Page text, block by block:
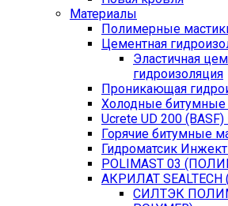
Материалы
Полимерные
Цементная
Эластичная
гидроизоляция
Проникающая
Холодные битумные
Ucrete UD 200
Горячие битумные
Гидроматсик
POLIMAST 03
АКРИЛАТ
СИЛТЭК